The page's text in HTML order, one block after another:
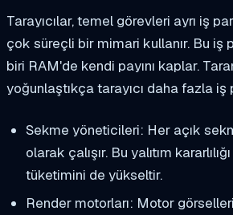
Tarayıcılar, temel görevleri ayrı iş
çok süreçli bir mimari kullanır. Bu iş
biri RAM'de kendi payını kaplar.
yoğunlaştıkça tarayıcı daha fazla iş
Sekme yöneticileri: Her açık
olarak çalışır. Bu yalıtım
tüketimini de yükseltir.
Render motorları: Motor